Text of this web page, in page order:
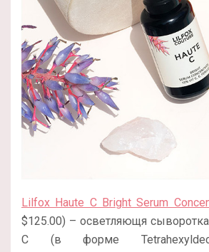
Lilfox Haute C Bright Serum
$125.00) – осветляющя сыворотка
С (в форме